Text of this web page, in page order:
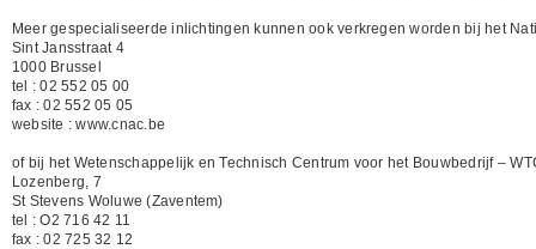
Meer gespecialiseerde inlichtingen kunnen ook verkregen worden bij het
Sint Jansstraat 4
1000 Brussel
tel : 02 552 05 00
fax : 02 552 05 05
website : www.cnac.be
of bij het Wetenschappelijk en Technisch Centrum voor het Bouwbedrijf –
Lozenberg, 7
St Stevens Woluwe (Zaventem)
tel : O2 716 42 11
fax : 02 725 32 12